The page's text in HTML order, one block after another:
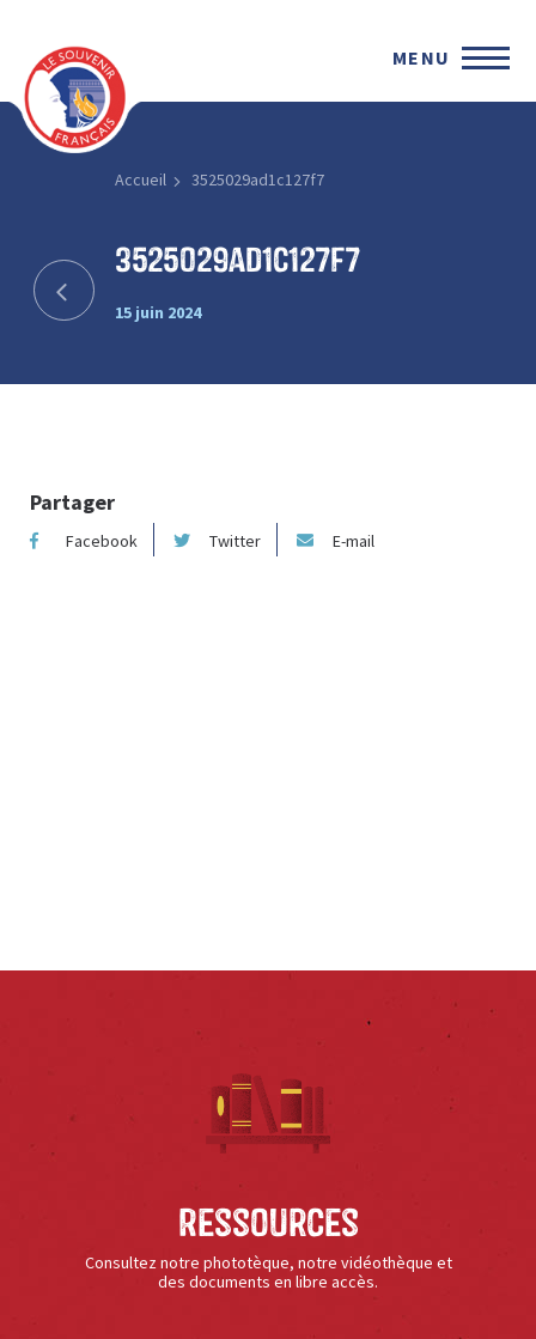
MENU
Accueil 3525029ad1c127f7
3525029ad1c127f7
15 juin 2024
Partager
Facebook Twitter E-mail
Ressources
Consultez notre phototèque, notre vidéothèque et
des documents en libre accès.